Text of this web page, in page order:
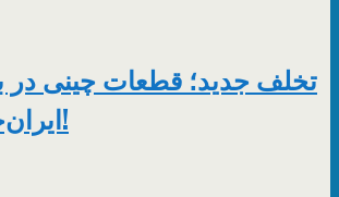
تخلف جدید؛ قطعات چینی در
ایران‌خودرو و سایپا!